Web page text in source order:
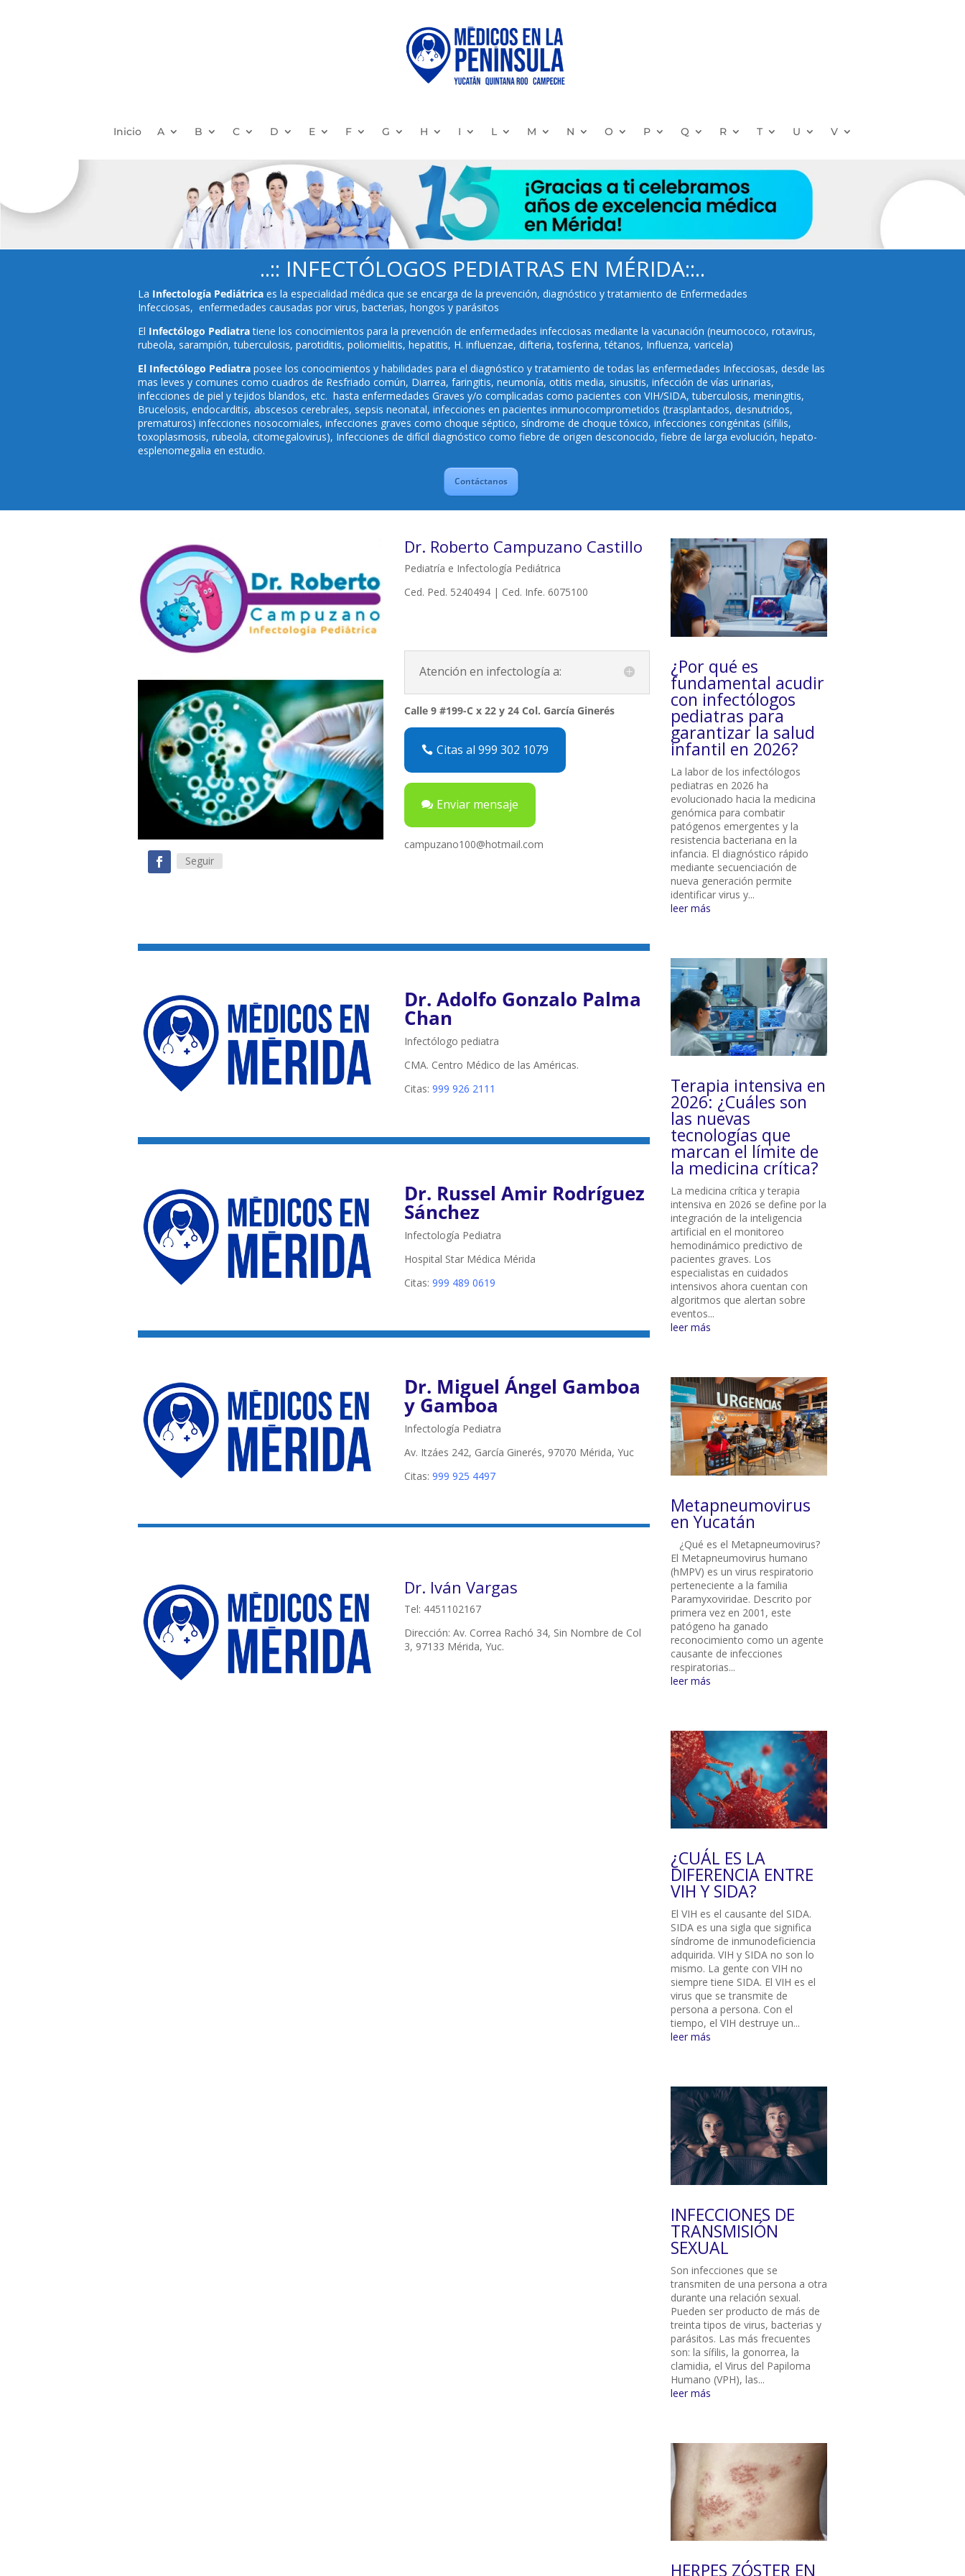
Inicio A B C D E F G H I L M N O P Q R T U V
..:: INFECTÓLOGOS PEDIATRAS EN MÉRIDA::..
La Infectología Pediátrica es la especialidad médica que se encarga de la prevención, diagnóstico y tratamiento de Enfermedades
Infecciosas, enfermedades causadas por virus, bacterias, hongos y parásitos
El Infectólogo Pediatratiene los conocimientos para la prevención de enfermedades infecciosas mediante la vacunación (neumococo, rotavirus,
rubeola, sarampión, tuberculosis, parotiditis, poliomielitis, hepatitis, H. influenzae, difteria, tosferina, tétanos, Influenza, varicela)
El Infectólogo Pediatra posee los conocimientos y habilidades para el diagnóstico y tratamiento de todas las enfermedades Infecciosas, desde las
mas leves y comunes como cuadros de Resfriado común, Diarrea, faringitis, neumonía, otitis media, sinusitis, infección de vías urinarias,
infecciones de piel y tejidos blandos, etc. hasta enfermedades Graves y/o complicadas como pacientes con VIH/SIDA, tuberculosis, meningitis,
Brucelosis, endocarditis, abscesos cerebrales, sepsis neonatal, infecciones en pacientes inmunocomprometidos (trasplantados, desnutridos,
prematuros) infecciones nosocomiales, infecciones graves como choque séptico, síndrome de choque tóxico, infecciones congénitas (sífilis,
toxoplasmosis, rubeola, citomegalovirus), Infecciones de difícil diagnóstico como fiebre de origen desconocido, fiebre de larga evolución, hepato-
esplenomegalia en estudio.
Contáctanos
Seguir
Dr. Roberto Campuzano Castillo
Pediatría e Infectología Pediátrica
Ced. Ped. 5240494 | Ced. Infe. 6075100
Atención en infectología a:
Calle 9 #199-C x 22 y 24 Col. García Ginerés
Citas al 999 302 1079
Enviar mensaje
campuzano100@hotmail.com
Dr. Adolfo Gonzalo Palma
Chan
Infectólogo pediatra
CMA. Centro Médico de las Américas.
Citas: 999 926 2111
Dr. Russel Amir Rodríguez
Sánchez
Infectología Pediatra
Hospital Star Médica Mérida
Citas: 999 489 0619
Dr. Miguel Ángel Gamboa
y Gamboa
Infectología Pediatra
Av. Itzáes 242, García Ginerés, 97070 Mérida, Yuc
Citas: 999 925 4497
Dr. Iván Vargas
Tel: 4451102167
Dirección: Av. Correa Rachó 34, Sin Nombre de Col
3, 97133 Mérida, Yuc.
¿Por qué es
fundamental acudir
con infectólogos
pediatras para
garantizar la salud
infantil en 2026?
La labor de los infectólogos
pediatras en 2026 ha
evolucionado hacia la medicina
genómica para combatir
patógenos emergentes y la
resistencia bacteriana en la
infancia. El diagnóstico rápido
mediante secuenciación de
nueva generación permite
identificar virus y...
leer más
Terapia intensiva en
2026: ¿Cuáles son
las nuevas
tecnologías que
marcan el límite de
la medicina crítica?
La medicina crítica y terapia
intensiva en 2026 se define por la
integración de la inteligencia
artificial en el monitoreo
hemodinámico predictivo de
pacientes graves. Los
especialistas en cuidados
intensivos ahora cuentan con
algoritmos que alertan sobre
eventos...
leer más
Metapneumovirus
en Yucatán
¿Qué es el Metapneumovirus?
El Metapneumovirus humano
(hMPV) es un virus respiratorio
perteneciente a la familia
Paramyxoviridae. Descrito por
primera vez en 2001, este
patógeno ha ganado
reconocimiento como un agente
causante de infecciones
respiratorias...
leer más
¿CUÁL ES LA
DIFERENCIA ENTRE
VIH Y SIDA?
El VIH es el causante del SIDA.
SIDA es una sigla que significa
síndrome de inmunodeficiencia
adquirida. VIH y SIDA no son lo
mismo. La gente con VIH no
siempre tiene SIDA. El VIH es el
virus que se transmite de
persona a persona. Con el
tiempo, el VIH destruye un...
leer más
INFECCIONES DE
TRANSMISIÓN
SEXUAL
Son infecciones que se
transmiten de una persona a otra
durante una relación sexual.
Pueden ser producto de más de
treinta tipos de virus, bacterias y
parásitos. Las más frecuentes
son: la sífilis, la gonorrea, la
clamidia, el Virus del Papiloma
Humano (VPH), las...
leer más
HERPES ZÓSTER EN